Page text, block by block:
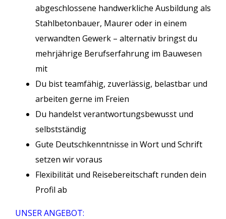
abgeschlossene handwerkliche Ausbildung als
Stahlbetonbauer, Maurer oder in einem
verwandten Gewerk – alternativ bringst du
mehrjährige Berufserfahrung im Bauwesen
mit
Du bist teamfähig, zuverlässig, belastbar und
arbeiten gerne im Freien
Du handelst verantwortungsbewusst und
selbstständig
Gute Deutschkenntnisse in Wort und Schrift
setzen wir voraus
Flexibilität und Reisebereitschaft runden dein
Profil ab
UNSER ANGEBOT: